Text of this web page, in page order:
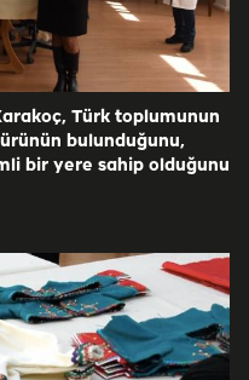
Türk toplumunun
bulunduğunu,
bir yere sahip olduğunu